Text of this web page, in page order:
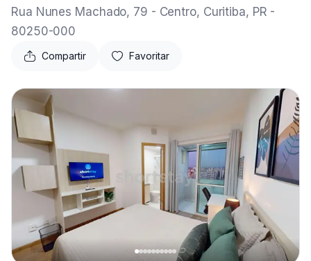
Rua Nunes Machado, 79 - Centro, Curitiba, PR -
80250-000
Compartir Favoritar